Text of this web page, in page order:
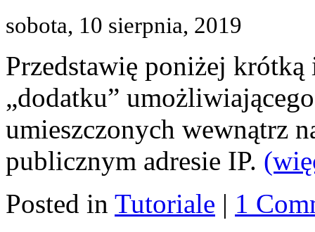
sobota, 10 sierpnia, 2019
Przedstawię poniżej
„dodatku”
umieszczonych wewnątrz
publicznym adresie IP.
Posted in Tutoriale | 1